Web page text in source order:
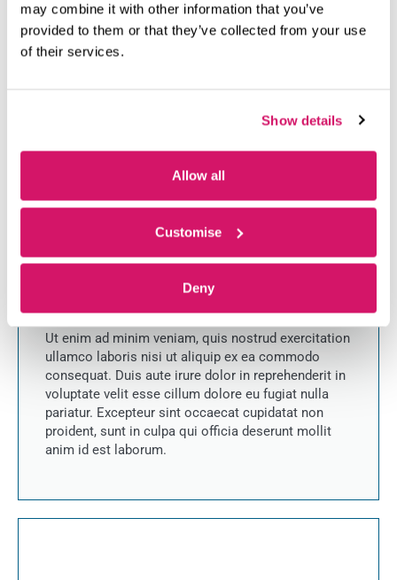
may combine it with other information that you’ve
provided to them or that they’ve collected from your use
of their services.
Show details
Allow all
Customise
Deny
anim id est laborum.
Company Name
Lorem ipsum dolor sit amet, consectetur adipiscing
elit, sed do eiusmod tempor incididunt ut labore et
Ut enim ad minim veniam, quis nostrud exercitation
ullamco laboris nisi ut aliquip ex ea commodo
consequat. Duis aute irure dolor in reprehenderit in
voluptate velit esse cillum dolore eu fugiat nulla
pariatur. Excepteur sint occaecat cupidatat non
proident, sunt in culpa qui officia deserunt mollit
anim id est laborum.